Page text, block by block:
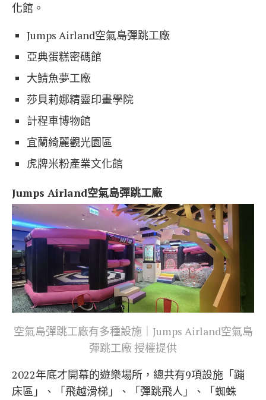
化館。
Jumps Airland空氣島彈跳工廠
亞典蛋糕密碼館
大鯖魚夢工廠
莎貝莉娜精靈印畫學院
計程車博物館
宜蘭綺麗觀光園區
虎牌米粉產業文化館
Jumps Airland空氣島彈跳工廠
空氣島彈跳工廠有多種設施｜Jumps Airland空氣島
彈跳工廠 授權提供
2022年底才開幕的遊樂場所，總共有9項設施「蹦
床區 」 、 「飛越滑梯 」 、 「彈跳飛人 」 、 「蜘蛛